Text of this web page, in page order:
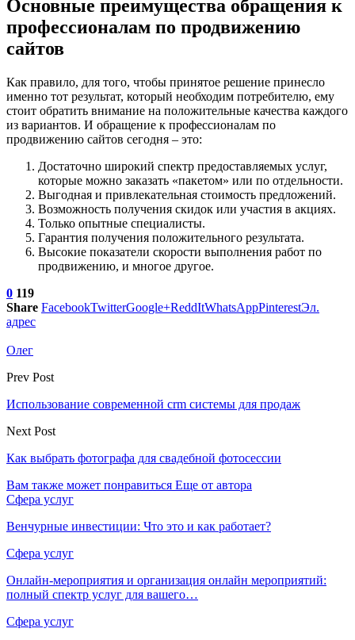
Основные преимущества обращения к
профессионалам по продвижению
сайтов
Как правило, для того, чтобы принятое решение принесло
именно тот результат, который необходим потребителю, ему
стоит обратить внимание на положительные качества каждого
из вариантов. И обращение к профессионалам по
продвижению сайтов сегодня – это:
Достаточно широкий спектр предоставляемых услуг,
которые можно заказать «пакетом» или по отдельности.
Выгодная и привлекательная стоимость предложений.
Возможность получения скидок или участия в акциях.
Только опытные специалисты.
Гарантия получения положительного результата.
Высокие показатели скорости выполнения работ по
продвижению, и многое другое.
0 119
Share FacebookTwitterGoogle+ReddItWhatsAppPinterestЭл.
адрес
Олег
Prev Post
Использование современной crm системы для продаж
Next Post
Как выбрать фотографа для свадебной фотосессии
Вам также может понравиться Еще от автора
Сфера услуг
Венчурные инвестиции: Что это и как работает?
Сфера услуг
Онлайн-мероприятия и организация онлайн мероприятий:
полный спектр услуг для вашего…
Сфера услуг